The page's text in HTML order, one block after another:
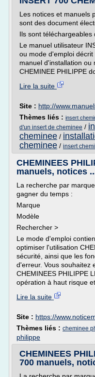
Les notices et manuels
sont des document
Ils sont téléchargeables
Le manuel utilisateur
ou mode d'emploi
manuel d'installation ou
CHEMINEE PHILIPPE
Lire la suite
Site : http://
Thèmes liés : insert
d'un insert de cheminee /
cheminee /
cheminee / insert
CHEMINEES
manuels, notices
La recherche par
gagner du temps :
Marque
Modèle
Rechercher >
Le mode d'emploi
optimiser l'utilisation
sécurité, ainsi que les
d'erreur. Vous souhaitez
CHEMINEES PHILIPPE
opération à haut risque
Lire la suite
Site : https://
Thèmes liés : cheminee
philippe
CHEMINEES
700 manuels,